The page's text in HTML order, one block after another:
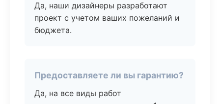
Да, наши дизайнеры разработают
проект с учетом ваших пожеланий и
бюджета.
Предоставляете ли вы гарантию?
Да, на все виды работ